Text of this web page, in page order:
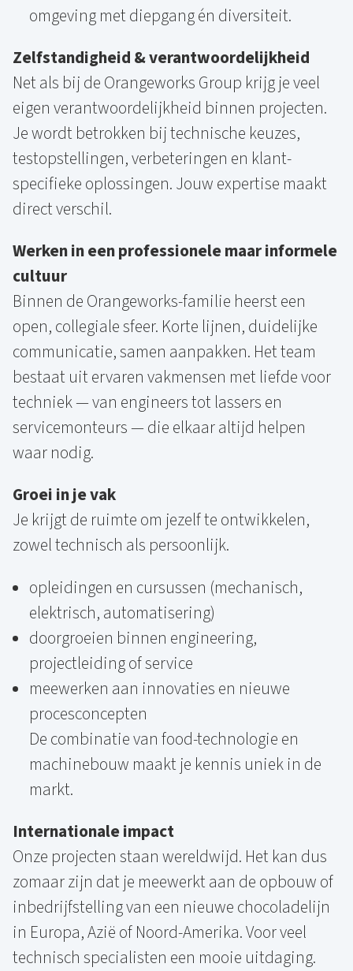
omgeving met diepgang én diversiteit.
Zelfstandigheid & verantwoordelijkheid
Net als bij de Orangeworks Group krijg je veel
eigen verantwoordelijkheid binnen projecten.
Je wordt betrokken bij technische keuzes,
testopstellingen, verbeteringen en klant-
specifieke oplossingen. Jouw expertise maakt
direct verschil.
Werken in een professionele maar informele
cultuur
Binnen de Orangeworks-familie heerst een
open, collegiale sfeer. Korte lijnen, duidelijke
communicatie, samen aanpakken. Het team
bestaat uit ervaren vakmensen met liefde voor
techniek — van engineers tot lassers en
servicemonteurs — die elkaar altijd helpen
waar nodig.
Groei in je vak
Je krijgt de ruimte om jezelf te ontwikkelen,
zowel technisch als persoonlijk.
opleidingen en cursussen (mechanisch,
elektrisch, automatisering)
doorgroeien binnen engineering,
projectleiding of service
meewerken aan innovaties en nieuwe
procesconcepten
De combinatie van food-technologie en
machinebouw maakt je kennis uniek in de
markt.
Internationale impact
Onze projecten staan wereldwijd. Het kan dus
zomaar zijn dat je meewerkt aan de opbouw of
inbedrijfstelling van een nieuwe chocoladelijn
in Europa, Azië of Noord-Amerika. Voor veel
technisch specialisten een mooie uitdaging.